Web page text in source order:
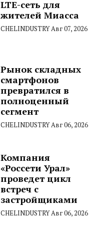
LTE-сеть для
жителей Миасса
CHELINDUSTRYАвг 07, 2026
Рынок складных
смартфонов
превратился в
полноценный
сегмент
CHELINDUSTRYАвг 06, 2026
Компания
«Россети Урал»
проведет цикл
встреч с
застройщиками
CHELINDUSTRYАвг 06, 2026